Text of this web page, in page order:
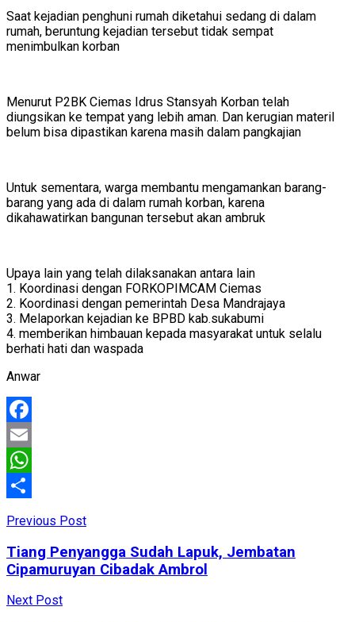
Saat kejadian penghuni rumah diketahui sedang di dalam
rumah, beruntung kejadian tersebut tidak sempat
menimbulkan korban
Menurut P2BK Ciemas Idrus Stansyah Korban telah
diungsikan ke tempat yang lebih aman. Dan kerugian materil
belum bisa dipastikan karena masih dalam pangkajian
Untuk sementara, warga membantu mengamankan barang-
barang yang ada di dalam rumah korban, karena
dikahawatirkan bangunan tersebut akan ambruk
Upaya lain yang telah dilaksanakan antara lain
1. Koordinasi dengan FORKOPIMCAM Ciemas
2. Koordinasi dengan pemerintah Desa Mandrajaya
3. Melaporkan kejadian ke BPBD kab.sukabumi
4. memberikan himbauan kepada masyarakat untuk selalu
berhati hati dan waspada
Anwar
Facebook
Email
WhatsApp
Previous Post
Tiang Penyangga Sudah Lapuk, Jembatan
Cipamuruyan Cibadak Ambrol
Next Post